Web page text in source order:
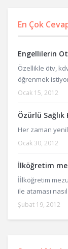
En Çok
Engellilerin
Özellikle ötv,
öğrenmek
Ocak 15, 2012
Özürlü Sağlık
Her zaman
Ocak 30, 2012
İlköğretim
İİlköğretim
ile ataması
Şubat 19, 2012